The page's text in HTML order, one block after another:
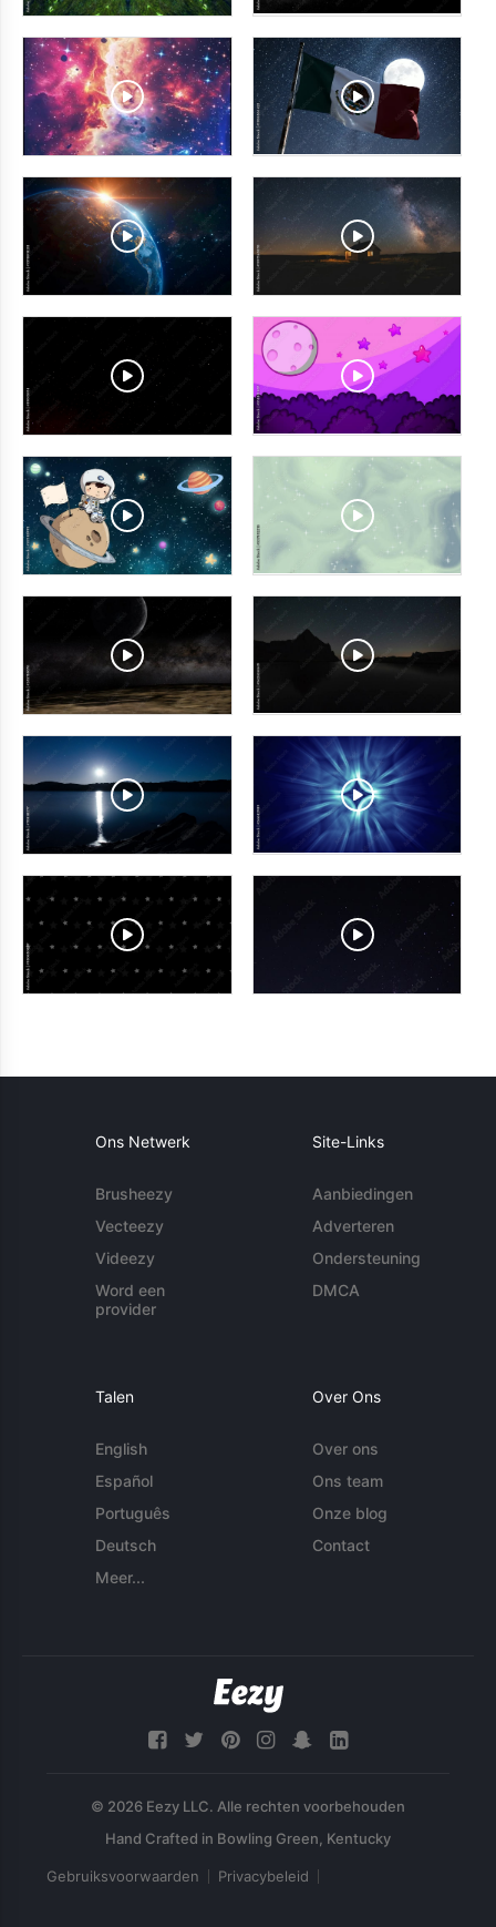
Ons Netwerk
Brusheezy
Vecteezy
Videezy
Word een
provider
Site-Links
Aanbiedingen
Adverteren
Ondersteuning
DMCA
Talen
English
Español
Português
Deutsch
Meer...
Over Ons
Over ons
Ons team
Onze blog
Contact
© 2026 Eezy LLC. Alle rechten voorbehouden
Gebruiksvoorwaarden Privacybeleid